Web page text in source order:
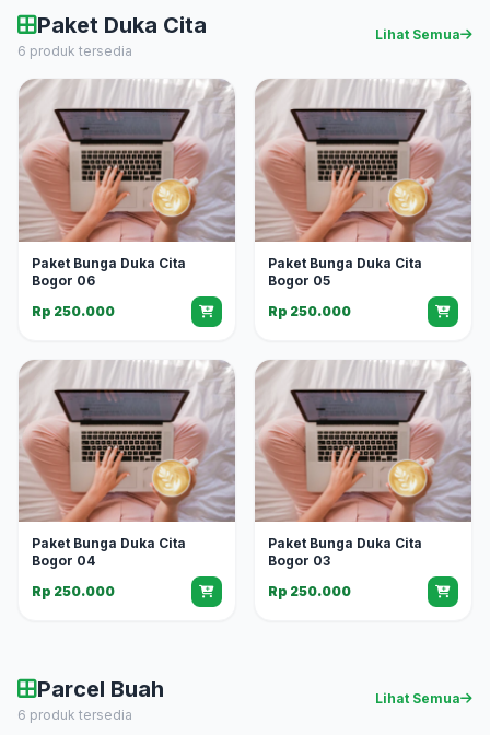
Paket Duka Cita
6 produk tersedia
Lihat Semua
Paket Bunga Duka Cita
Bogor 06
Rp 250.000
Paket Bunga Duka Cita
Bogor 05
Rp 250.000
Paket Bunga Duka Cita
Bogor 04
Rp 250.000
Paket Bunga Duka Cita
Bogor 03
Rp 250.000
Parcel Buah
6 produk tersedia
Lihat Semua